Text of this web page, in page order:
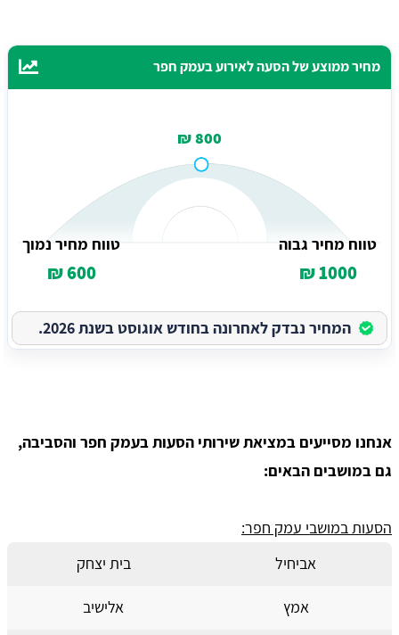
מחיר ממוצע של הסעה לאירוע בעמק חפר
800 ₪
טווח מחיר גבוה
1000 ₪
טווח מחיר נמוך
600 ₪
המחיר נבדק לאחרונה בחודש אוגוסט בשנת 2026.
אנחנו מסייעים במציאת שירותי הסעות בעמק חפר והסביבה,
גם במושבים הבאים:
הסעות במושבי עמק חפר:
אביחיל
בית יצחק
אמץ אלישיב